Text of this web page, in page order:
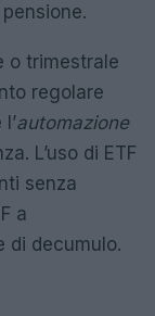
o trimestrale
regolare
automazione
L’uso di ETF
senza
a
di decumulo.